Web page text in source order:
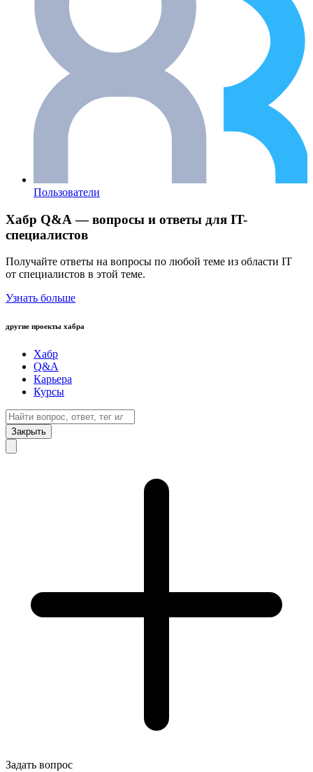
Пользователи
Хабр Q&A — вопросы и ответы для IT-
специалистов
Получайте ответы на вопросы по любой теме из области IT
от специалистов в этой теме.
Узнать больше
другие проекты хабра
Хабр
Q&A
Карьера
Курсы
Закрыть
Задать вопрос